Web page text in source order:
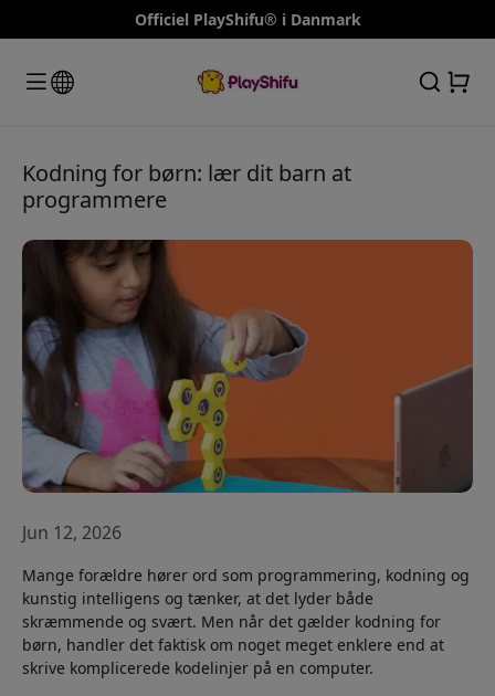
Officiel PlayShifu® i Danmark
Kodning for børn: lær dit barn at
programmere
Jun 12, 2026
Mange forældre hører ord som programmering, kodning og
kunstig intelligens og tænker, at det lyder både
skræmmende og svært. Men når det gælder kodning for
børn, handler det faktisk om noget meget enklere end at
skrive komplicerede kodelinjer på en computer.